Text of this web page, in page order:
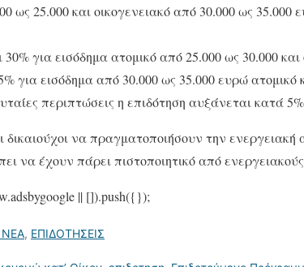
ως 25.000 και οικογενειακό από 30.000 ως 35.000
30% για εισόδημα ατομικό από 25.000 ως 30.000
για εισόδημα από 30.000 ως 35.000 ευρώ ατομικό
περιπτώσεις η επιδότηση αυξάνεται κατά
δικαιούχοι να πραγματοποιήσουν την
να έχουν πάρει πιστοποιητικό από
|| []).push({});
ΝΕΑ, ΕΠΙΔΟΤΗΣΕΙΣ